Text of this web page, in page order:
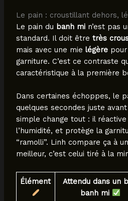
Le pain : croustillant dehors,
Le pain du banh min’est pas
standard. Il doit être très
mais avec une mie légèrepour
garniture. C’est ce contraste
caractéristique à la première
Dans certaines échoppes, le
quelques secondes juste
simple change tout : il
l’humidité, et protège la
“ramolli”. Linh compare ça à
meilleur, c’est celui tiré à la
Élément
Attendu dans un
banh mi